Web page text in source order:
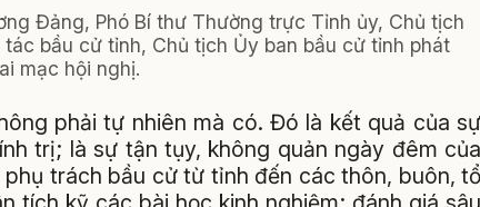
Đảng, Phó Bí thư Thường trực Tỉnh ủy, Chủ tịch
bầu cử tỉnh, Chủ tịch Ủy ban bầu cử tỉnh phát
mạc hội nghị.
phải tự nhiên mà có. Đó là kết quả của sự
trị; là sự tận tụy, không quản ngày đêm của
trách bầu cử từ tỉnh đến các thôn, buôn, tổ